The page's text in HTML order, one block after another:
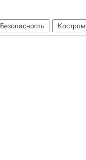
Безопасность